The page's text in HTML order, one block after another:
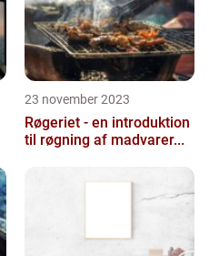
23 november 2023
Røgeriet - en introduktion
til røgning af madvarer...